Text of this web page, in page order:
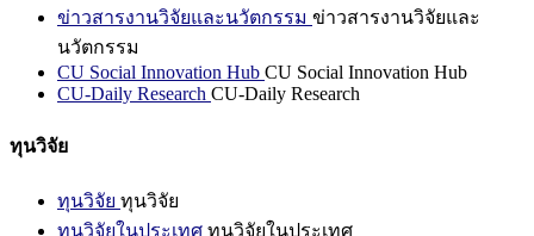
ข่าวสารงานวิจัยและนวัตกรรม ข่าวสารงานวิจัยและ
นวัตกรรม
CU Social Innovation Hub CU Social Innovation Hub
CU-Daily Research CU-Daily Research
ทุนวิจัย
ทุนวิจัย ทุนวิจัย
ทุนวิจัยในประเทศ ทุนวิจัยในประเทศ